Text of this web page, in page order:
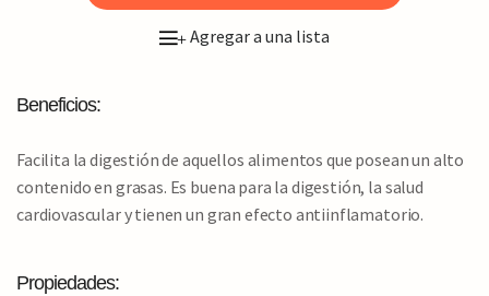
+Agregar a una lista
Beneficios:
Facilita la digestión de aquellos alimentos que posean un alto
contenido en grasas. Es buena para la digestión, la salud
cardiovascular y tienen un gran efecto antiinflamatorio.
Propiedades: